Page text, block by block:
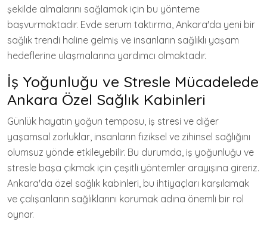
şekilde almalarını sağlamak için bu yönteme
başvurmaktadır. Evde serum taktırma, Ankara'da yeni bir
sağlık trendi haline gelmiş ve insanların sağlıklı yaşam
hedeflerine ulaşmalarına yardımcı olmaktadır.
İş Yoğunluğu ve Stresle Mücadelede
Ankara Özel Sağlık Kabinleri
Günlük hayatın yoğun temposu, iş stresi ve diğer
yaşamsal zorluklar, insanların fiziksel ve zihinsel sağlığını
olumsuz yönde etkileyebilir. Bu durumda, iş yoğunluğu ve
stresle başa çıkmak için çeşitli yöntemler arayışına gireriz.
Ankara'da özel sağlık kabinleri, bu ihtiyaçları karşılamak
ve çalışanların sağlıklarını korumak adına önemli bir rol
oynar.